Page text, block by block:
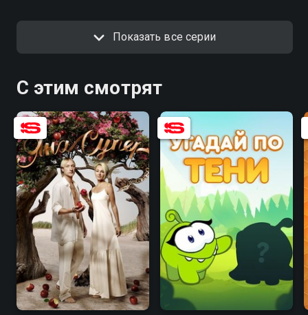
Показать все серии
С этим смотрят
8.3